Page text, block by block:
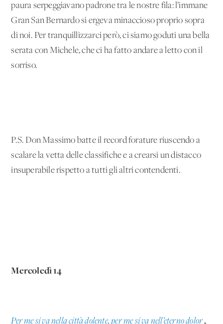
paura serpeggiavano padrone tra le nostre fila: l’immane
Gran San Bernardo si ergeva minaccioso proprio sopra
di noi. Per tranquillizzarci però, ci siamo goduti una bella
serata con Michele, che ci ha fatto andare a letto con il
sorriso.
P.S. Don Massimo batte il record forature riuscendo a
scalare la vetta delle classifiche e a crearsi un distacco
insuperabile rispetto a tutti gli altri contendenti.
Mercoledì 14
Per me si va nella città dolente, per me si va nell’eterno dolor…